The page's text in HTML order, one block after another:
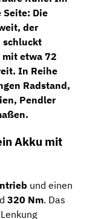
Die
der
schluckt
mit etwa 72
In Reihe
Radstand,
Pendler
Akku mit
und einen
320 Nm. Das